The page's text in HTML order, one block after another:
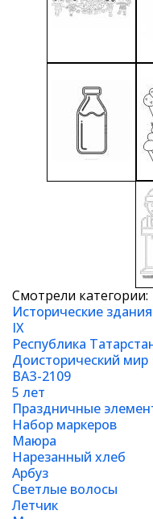
Смотрели категории:
Исторические здания
IX
Республика
Доисторический мир
ВАЗ-2109
5 лет
Праздничные
Набор маркеров
Маюра
Нарезанный хлеб
Арбуз
Светлые волосы
Летчик